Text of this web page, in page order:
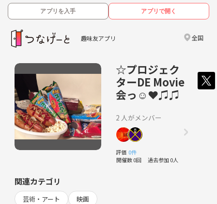
アプリを入手 アプリで開く
趣味友アプリ 全国
☆プロジェク
ターDE Movie
会っ☺︎❤︎♫♫
2 人がメンバー
評価 0件
開催数 0回 過去参加 0人
関連カテゴリ
芸術・アート 映画